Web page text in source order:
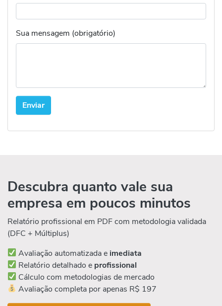
Sua mensagem (obrigatório)
Descubra quanto vale sua
empresa em poucos minutos
Relatório profissional em PDF com metodologia validada
(DFC + Múltiplus)
Avaliação automatizada e imediata
Relatório detalhado e profissional
Cálculo com metodologias de mercado
Avaliação completa por apenas R$ 197